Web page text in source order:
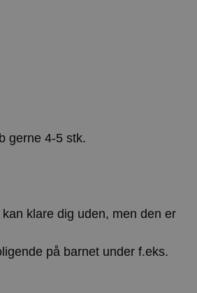
gerne 4-5 stk.
klare dig uden, men den er
på barnet under f.eks.